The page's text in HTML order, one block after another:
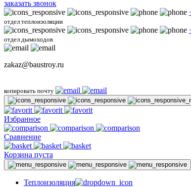
заказать звонок
отдел теплоизоляции
отдел дымоходов
zakaz@baustroy.ru
копировать почту
Избранное
Сравнение
Корзина пуста
Теплоизоляция